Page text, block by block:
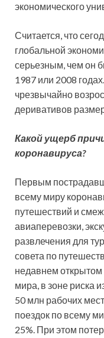
экономического
Считается, что
глобальной
серьезным, чем он
1987 или 2008
чрезвычайно
деривативов
Какой ущерб
коронавируса?
Первым
всему миру
путешествий и
авиаперевозки,
развлечения для
совета по
недавнем открытом
мира, в зоне риска
50 млн рабочих
поездок по всему
25%. При этом